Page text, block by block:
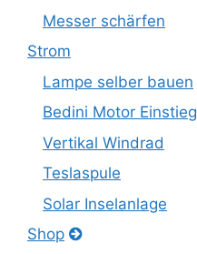
Messer schärfen
Strom
Lampe selber bauen
Bedini Motor Einstieg
Vertikal Windrad
Teslaspule
Solar Inselanlage
Shop